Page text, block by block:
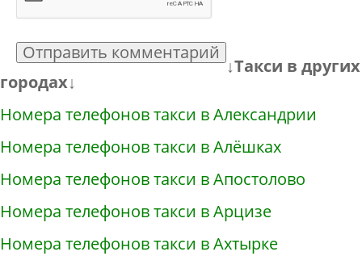
Отправить комментарий
↓Такси в других
городах↓
Номера телефонов такси в Александрии
Номера телефонов такси в Алёшках
Номера телефонов такси в Апостолово
Номера телефонов такси в Арцизе
Номера телефонов такси в Ахтырке